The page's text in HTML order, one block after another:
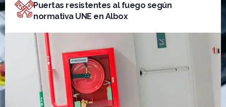
Puertas resistentes al fuego según
normativa UNE en Albox